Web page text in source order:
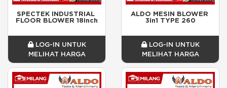
SPECTEK INDUSTRIAL
FLOOR BLOWER 18inch
LOG-IN UNTUK
MELIHAT HARGA
ALDO MESIN BLOWER
3in1 TYPE 260
LOG-IN UNTUK
MELIHAT HARGA